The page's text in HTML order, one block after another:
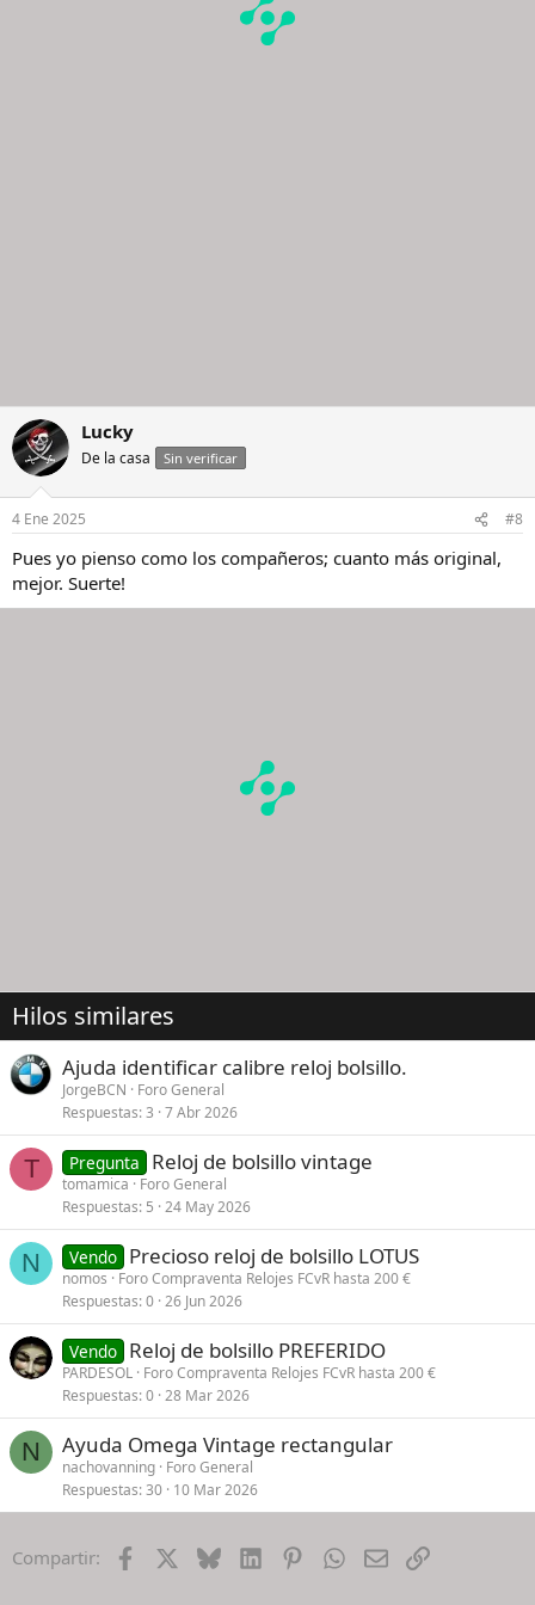
Lucky
De la casa Sin verificar
4 Ene 2025 #8
Pues yo pienso como los compañeros; cuanto más original,
mejor. Suerte!
Hilos similares
Ajuda identificar calibre reloj bolsillo.
JorgeBCN
Foro General
Respuestas 3 7 Abr 2026
T Pregunta Reloj de bolsillo vintage
tomamica
Foro General
Respuestas 5 24 May 2026
N Vendo Precioso reloj de bolsillo LOTUS
nomos
Foro Compraventa Relojes FCvR hasta 200 €
Respuestas 0 26 Jun 2026
Vendo Reloj de bolsillo PREFERIDO
PARDESOL Foro Compraventa Relojes FCvR hasta 200 €
Respuestas 0 28 Mar 2026
N Ayuda Omega Vintage rectangular
nachovanning Foro General
Respuestas 30 10 Mar 2026
Compartir: Facebook BlueskyLinkedInPinterestWhatsApp
EmailEnlace